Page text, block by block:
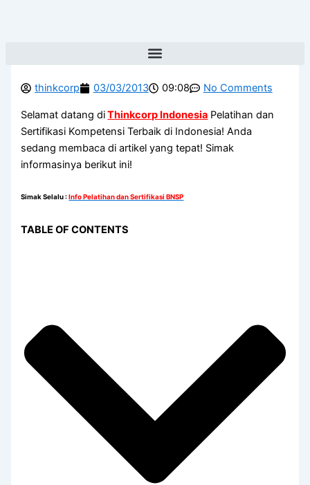
thinkcorp 03/03/2013 09:08 No Comments
Selamat datang diThinkcorp Indonesia Pelatihan dan
Sertifikasi Kompetensi Terbaik di Indonesia! Anda
sedang membaca di artikel yang tepat! Simak
informasinya berikut ini!
Simak Selalu:Info Pelatihan dan Sertifikasi BNSP
TABLE OF CONTENTS